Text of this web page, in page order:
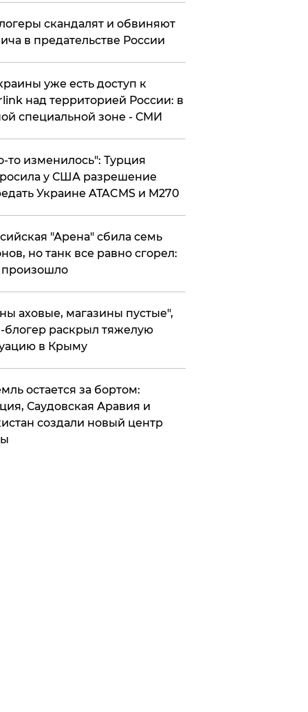
скандалят и обвиняют
в предательстве России
уже есть доступ к
над территорией России: в
специальной зоне - СМИ
то изменилось": Турция
у США разрешение
Украине ATACMS и M270
"Арена" сбила семь
но танк все равно сгорел:
произошло
аховые, магазины пустые",
раскрыл тяжелую
в Крыму
остается за бортом:
Саудовская Аравия и
создали новый центр